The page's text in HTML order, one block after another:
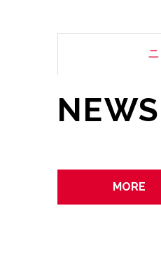
NEWS
MORE